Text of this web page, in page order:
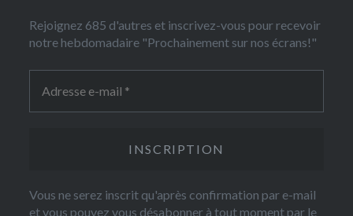
Rejoignez 685 d'autres et inscrivez-vous pour recevoir
notre hebdomadaire "Prochainement sur nos écrans!"
Vous ne serez inscrit qu'après confirmation par e-mail
et vous pouvez vous désabonner à tout moment par le